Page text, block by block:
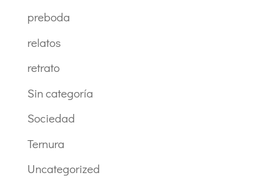
preboda
relatos
retrato
Sin categoría
Sociedad
Ternura
Uncategorized